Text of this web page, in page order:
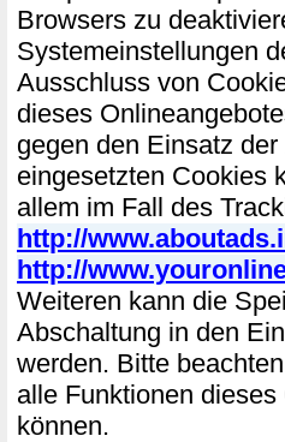
Browsers zu
Systemeinstellungen
Ausschluss von
dieses
gegen den Einsatz
eingesetzten Cookies
allem im Fall des
http://
http://
Weiteren kann die
Abschaltung in den
werden. Bitte
alle Funktionen
können.